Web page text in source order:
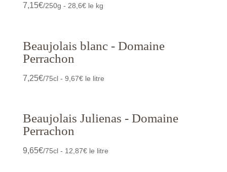
7,15€/250g - 28,6€ le kg
Beaujolais blanc - Domaine
Perrachon
7,25€/75cl - 9,67€ le litre
Beaujolais Julienas - Domaine
Perrachon
9,65€/75cl - 12,87€ le litre